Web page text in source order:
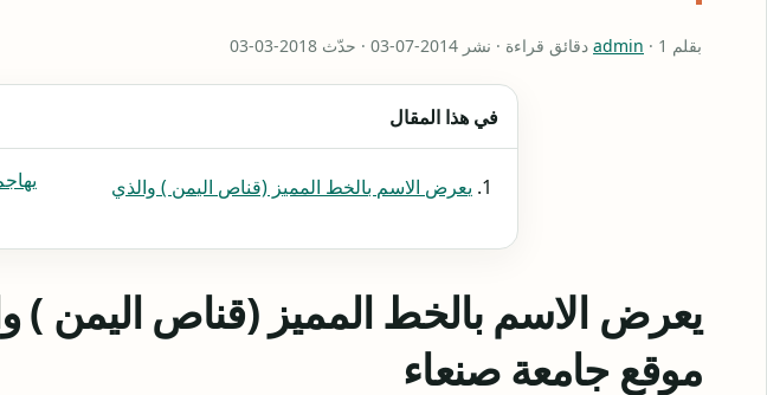
بقلم admin · 1 دقائق قراءة · نشر 2014-07-03 · حدّث 2018-03-03
في هذا المقال
يعرض الاسم بالخط المميز (قناص اليمن ) والذي
يعرض الاسم بالخط المميز (قناص اليمن )
موقع جامعة صنعاء